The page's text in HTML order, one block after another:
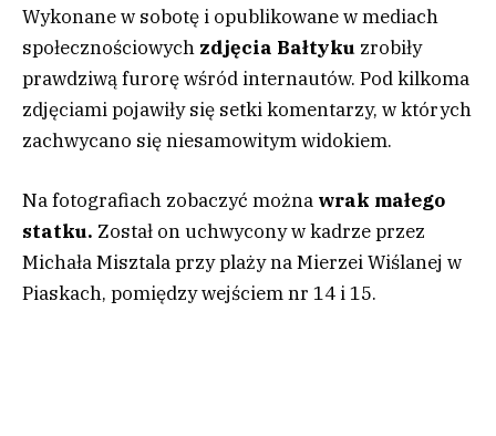
Wykonane w sobotę i opublikowane w mediach
społecznościowych zdjęcia Bałtyku zrobiły
prawdziwą furorę wśród internautów. Pod kilkoma
zdjęciami pojawiły się setki komentarzy, w których
zachwycano się niesamowitym widokiem.
Na fotografiach zobaczyć można wrak małego
statku. Został on uchwycony w kadrze przez
Michała Misztala przy plaży na Mierzei Wiślanej w
Piaskach, pomiędzy wejściem nr 14 i 15.